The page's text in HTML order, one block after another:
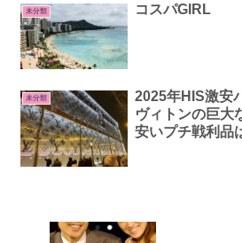
未分類 コスパGIRL
未分類
2025年HIS激安
ヴィトンの巨大
安いプチ戦利品